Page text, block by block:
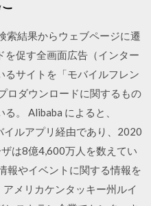
索結果からウェブページに遷
を促す全画面広告（インター
るサイトを「モバイルフレン
ロダウンロードに関するもの
。 Alibaba によると、
ルアプリ経由であり、2020
は8億4,600万人を数えてい
報やイベントに関する情報を
メリカケンタッキー州ルイ